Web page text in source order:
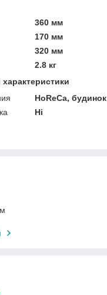
360 мм
170 мм
320 мм
2.8 кг
HoReCa, будинок
Ні